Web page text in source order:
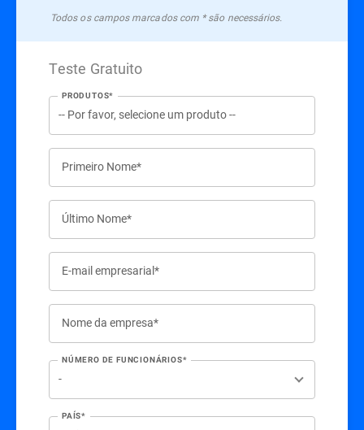
Todos os campos marcados com * são necessários.
Teste Gratuito
PRODUTOS*
Primeiro Nome*
Último Nome*
E-mail empresarial*
Nome da empresa*
NÚMERO DE FUNCIONÁRIOS*
PAÍS*